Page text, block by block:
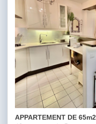
APPARTEMENT DE